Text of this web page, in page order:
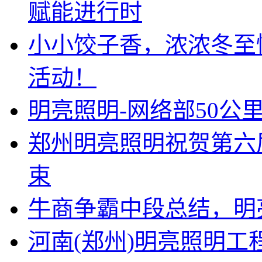
赋能进行时
小小饺子香，浓浓冬
活动！
明亮照明-网络部50公
郑州明亮照明祝贺第
束
牛商争霸中段总结，
河南(郑州)明亮照明工